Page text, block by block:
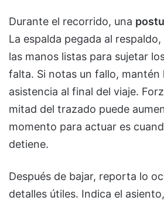
Durante el recorrido, una
La espalda pegada al
las manos listas para sujetar
falta. Si notas un fallo, mantén
asistencia al final del viaje.
mitad del trazado puede
momento para actuar es
detiene.
Después de bajar, reporta lo
detalles útiles. Indica el